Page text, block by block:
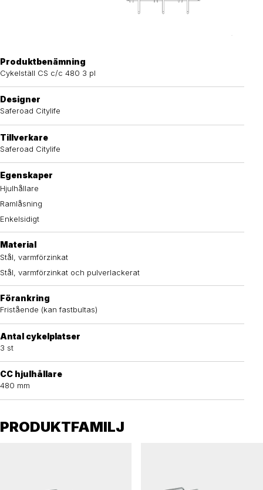
Produktbenämning
Cykelställ CS c/c 480 3 pl
Designer
Saferoad Citylife
Tillverkare
Saferoad Citylife
Egenskaper
Hjulhållare
Ramlåsning
Enkelsidigt
Material
Stål, varmförzinkat
Stål, varmförzinkat och pulverlackerat
Förankring
Fristående (kan fastbultas)
Antal cykelplatser
3 st
CC hjulhållare
480 mm
PRODUKTFAMILJ